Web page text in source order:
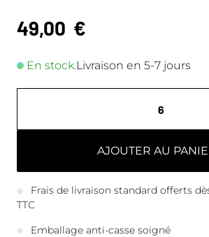
49,00 €
En stock.Livraison en 5-7 jours
AJOUTER AU
Frais de livraison standard offerts
TTC
Emballage anti-casse soigné